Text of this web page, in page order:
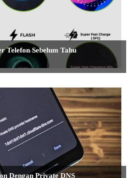
Telefon Sebelum Tahu
Dengan Private DNS